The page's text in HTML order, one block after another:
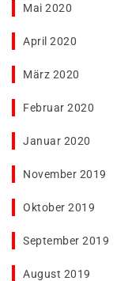
Mai 2020
April 2020
März 2020
Februar 2020
Januar 2020
November 2019
Oktober 2019
September 2019
August 2019